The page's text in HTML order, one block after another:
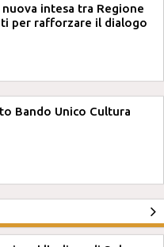
intesa tra Regione
per rafforzare il dialogo
Bando Unico Cultura